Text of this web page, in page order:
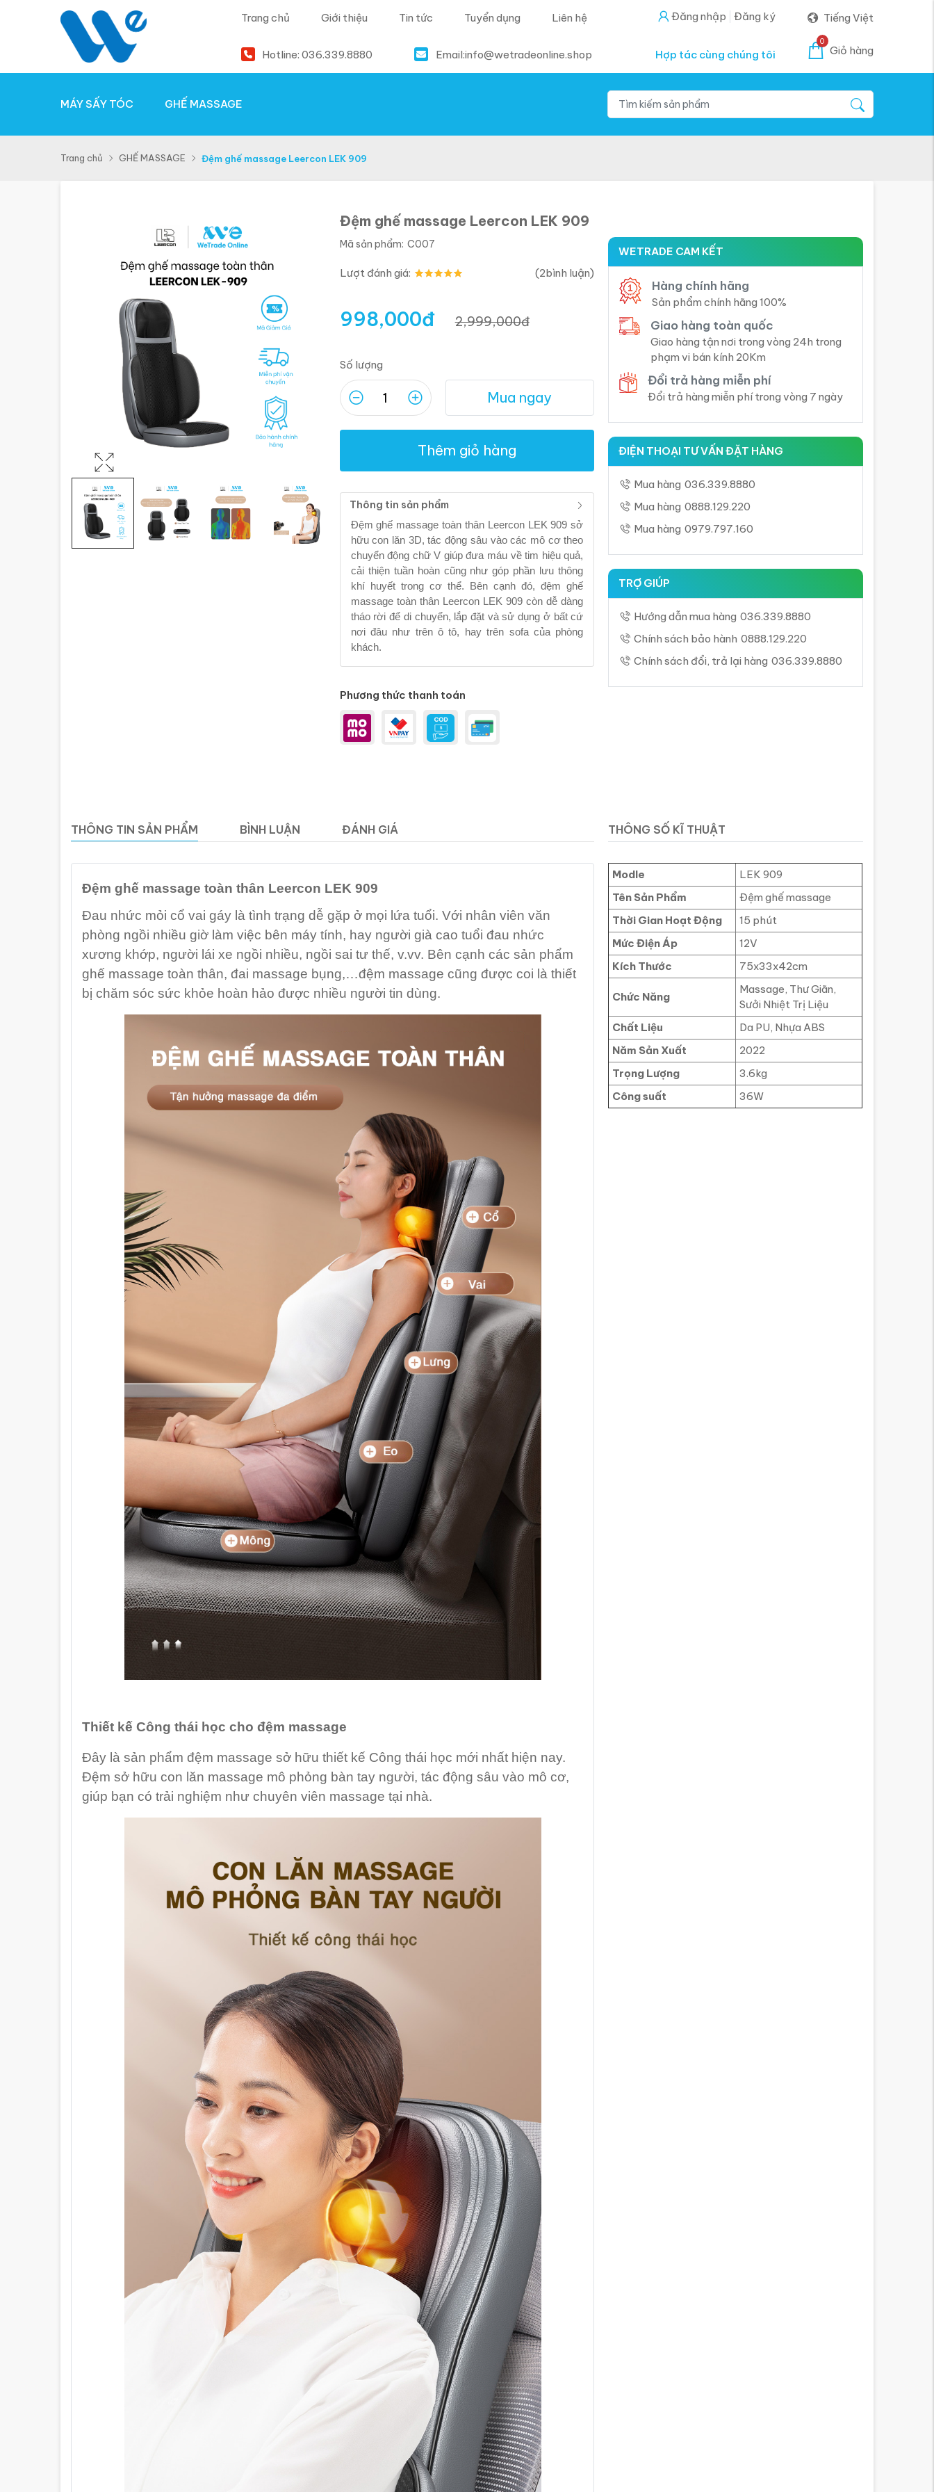
Trang chủ Giới thiệu Tin tức Tuyển dụng Liên hệ
Hotline: 036.339.8880 Email:info@wetradeonline.shop
Đăng nhập Đăng ký
Hợp tác cùng chúng tôi
Tiếng Việt
Giỏ hàng
0
MÁY SẤY TÓC GHẾ MASSAGE
Trang chủ GHẾ MASSAGE Đệm ghế massage Leercon LEK 909
Đệm ghế massage Leercon LEK 909
Mã sản phẩm: C007
Lượt đánh giá: (2bình luận)
998,000đ 2,999,000đ
Số lượng
Mua ngay
Thêm giỏ hàng
Thông tin sản phẩm
Đệm ghế massage toàn thân Leercon LEK 909 sở
hữu con lăn 3D, tác động sâu vào các mô cơ theo
chuyển động chữ V giúp đưa máu về tim hiệu quả,
cải thiện tuần hoàn cũng như góp phần lưu thông
khí huyết trong cơ thể. Bên cạnh đó, đệm ghế
massage toàn thân Leercon LEK 909 còn dễ dàng
tháo rời để di chuyển, lắp đặt và sử dụng ở bất cứ
nơi đâu như trên ô tô, hay trên sofa của phòng
khách.
Phương thức thanh toán
WETRADE CAM KẾT
Hàng chính hãng
Sản phẩm chính hãng 100%
Giao hàng toàn quốc
Giao hàng tận nơi trong vòng 24h trong
phạm vi bán kính 20Km
Đổi trả hàng miễn phí
Đổi trả hàng miễn phí trong vòng 7 ngày
ĐIỆN THOẠI TƯ VẤN ĐẶT HÀNG
Mua hàng 036.339.8880
Mua hàng 0888.129.220
Mua hàng 0979.797.160
TRỢ GIÚP
Hướng dẫn mua hàng 036.339.8880
Chính sách bảo hành 0888.129.220
Chính sách đổi, trả lại hàng 036.339.8880
THÔNG TIN SẢN PHẨM BÌNH LUẬN ĐÁNH GIÁ
Đệm ghế massage toàn thân Leercon LEK 909
Đau nhức mỏi cổ vai gáy là tình trạng dễ gặp ở mọi lứa tuổi. Với nhân viên văn
phòng ngồi nhiều giờ làm việc bên máy tính, hay người già cao tuổi đau nhức
xương khớp, người lái xe ngồi nhiều, ngồi sai tư thế, v.vv. Bên cạnh các sản phẩm
ghế massage toàn thân, đai massage bụng,…đệm massage cũng được coi là thiết
bị chăm sóc sức khỏe hoàn hảo được nhiều người tin dùng.
Thiết kế Công thái học cho đệm massage
Đây là sản phẩm đệm massage sở hữu thiết kế Công thái học mới nhất hiện nay.
Đệm sở hữu con lăn massage mô phỏng bàn tay người, tác động sâu vào mô cơ,
giúp bạn có trải nghiệm như chuyên viên massage tại nhà.
THÔNG SỐ KĨ THUẬT
Modle
LEK 909
Tên Sản Phẩm
Đệm ghế massage
Thời Gian Hoạt Động
15 phút
Mức Điện Áp
12V
Kích Thước
75x33x42cm
Chức Năng
Massage, Thư Giãn,
Sưởi Nhiệt Trị Liệu
Chất Liệu
Da PU, Nhựa ABS
Năm Sản Xuất
2022
Trọng Lượng
3.6kg
Công suất
36W